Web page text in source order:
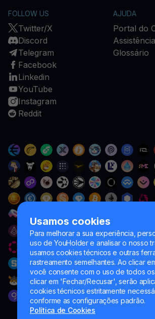
Usamos cookies
Para melhorar a sua experiência,
uso de YouHolder e analisar o nosso
usamos cookies técnicos e outras
rastreamento semelhantes. Ao clicar
você consente com o uso de todos
clicar em 'Fechar/Recusar', serão
cookies técnicos estritamente
conforme as configurações padrão.
Política de Cookies
FOLLOW US
Twitter/X
Discord
Telegram
Facebook
Linkedin
YouTube
Instagram
Reddit
AJUDA
Portal do
Assistência
Glossário